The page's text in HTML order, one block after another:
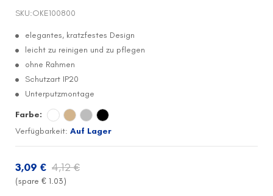
SKU:OKE100800
elegantes, kratzfestes Design
leicht zu reinigen und zu pflegen
ohne Rahmen
Schutzart IP20
Unterputzmontage
Farbe:
Verfügbarkeit: Auf Lager
3,09 € 4,12 €
(spare € 1.03)